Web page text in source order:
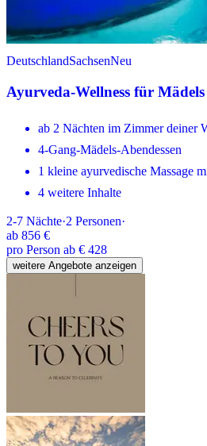
DeutschlandSachsenNeu
Ayurveda-Wellness für Mädels
ab 2 Nächten im Zimmer deiner
4-Gang-Mädels-Abendessen
1 kleine ayurvedische Massage
4 weitere Inhalte
2-7 Nächte·2 Personen·
ab 856 €
pro Person ab € 428
weitere Angebote anzeigen